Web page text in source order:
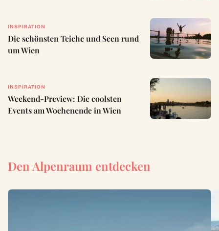
INSPIRATION
Die schönsten Teiche und Seen rund
um Wien
INSPIRATION
Weekend-Preview: Die coolsten
Events am Wochenende in Wien
Den Alpenraum entdecken